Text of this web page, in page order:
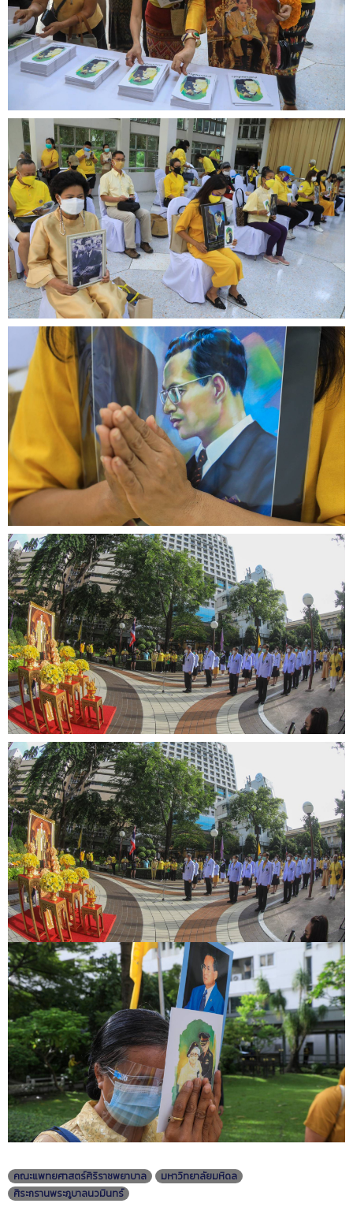
คณะแพทยศาสตร์ศิริราชพยาบาล
มหาวิทยาลัยมหิดล
ศิระกรานพระภูบาลนวมินทร์